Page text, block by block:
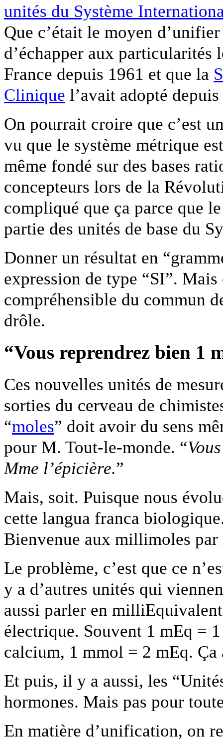
unités du Système
Que c’était le moyen
d’échapper aux particularités
France depuis 1961 et que la
Clinique l’avait adopté
On pourrait croire que c’est
vu que le système métrique
même fondé sur des bases
concepteurs lors de la
compliqué que ça parce que
partie des unités de base du
Donner un résultat en
expression de type “SI”.
compréhensible du commun
drôle.
“Vous reprendrez bien 1
Ces nouvelles unités de
sorties du cerveau de
“moles” doit avoir du sens
pour M. Tout-le-monde. “
Mme l’épicière.”
Mais, soit. Puisque nous
cette langua franca
Bienvenue aux millimoles
Le problème, c’est que ce
y a d’autres unités qui
aussi parler en
électrique. Souvent 1 mEq =
calcium, 1 mmol = 2 mEq. Ça
Et puis, il y a aussi, les
hormones. Mais pas pour
En matière d’unification, on